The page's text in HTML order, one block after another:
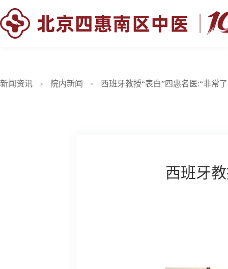
新闻资讯 > 院内新闻 > 西班牙教授“表白”四惠名医:“非常
西班牙